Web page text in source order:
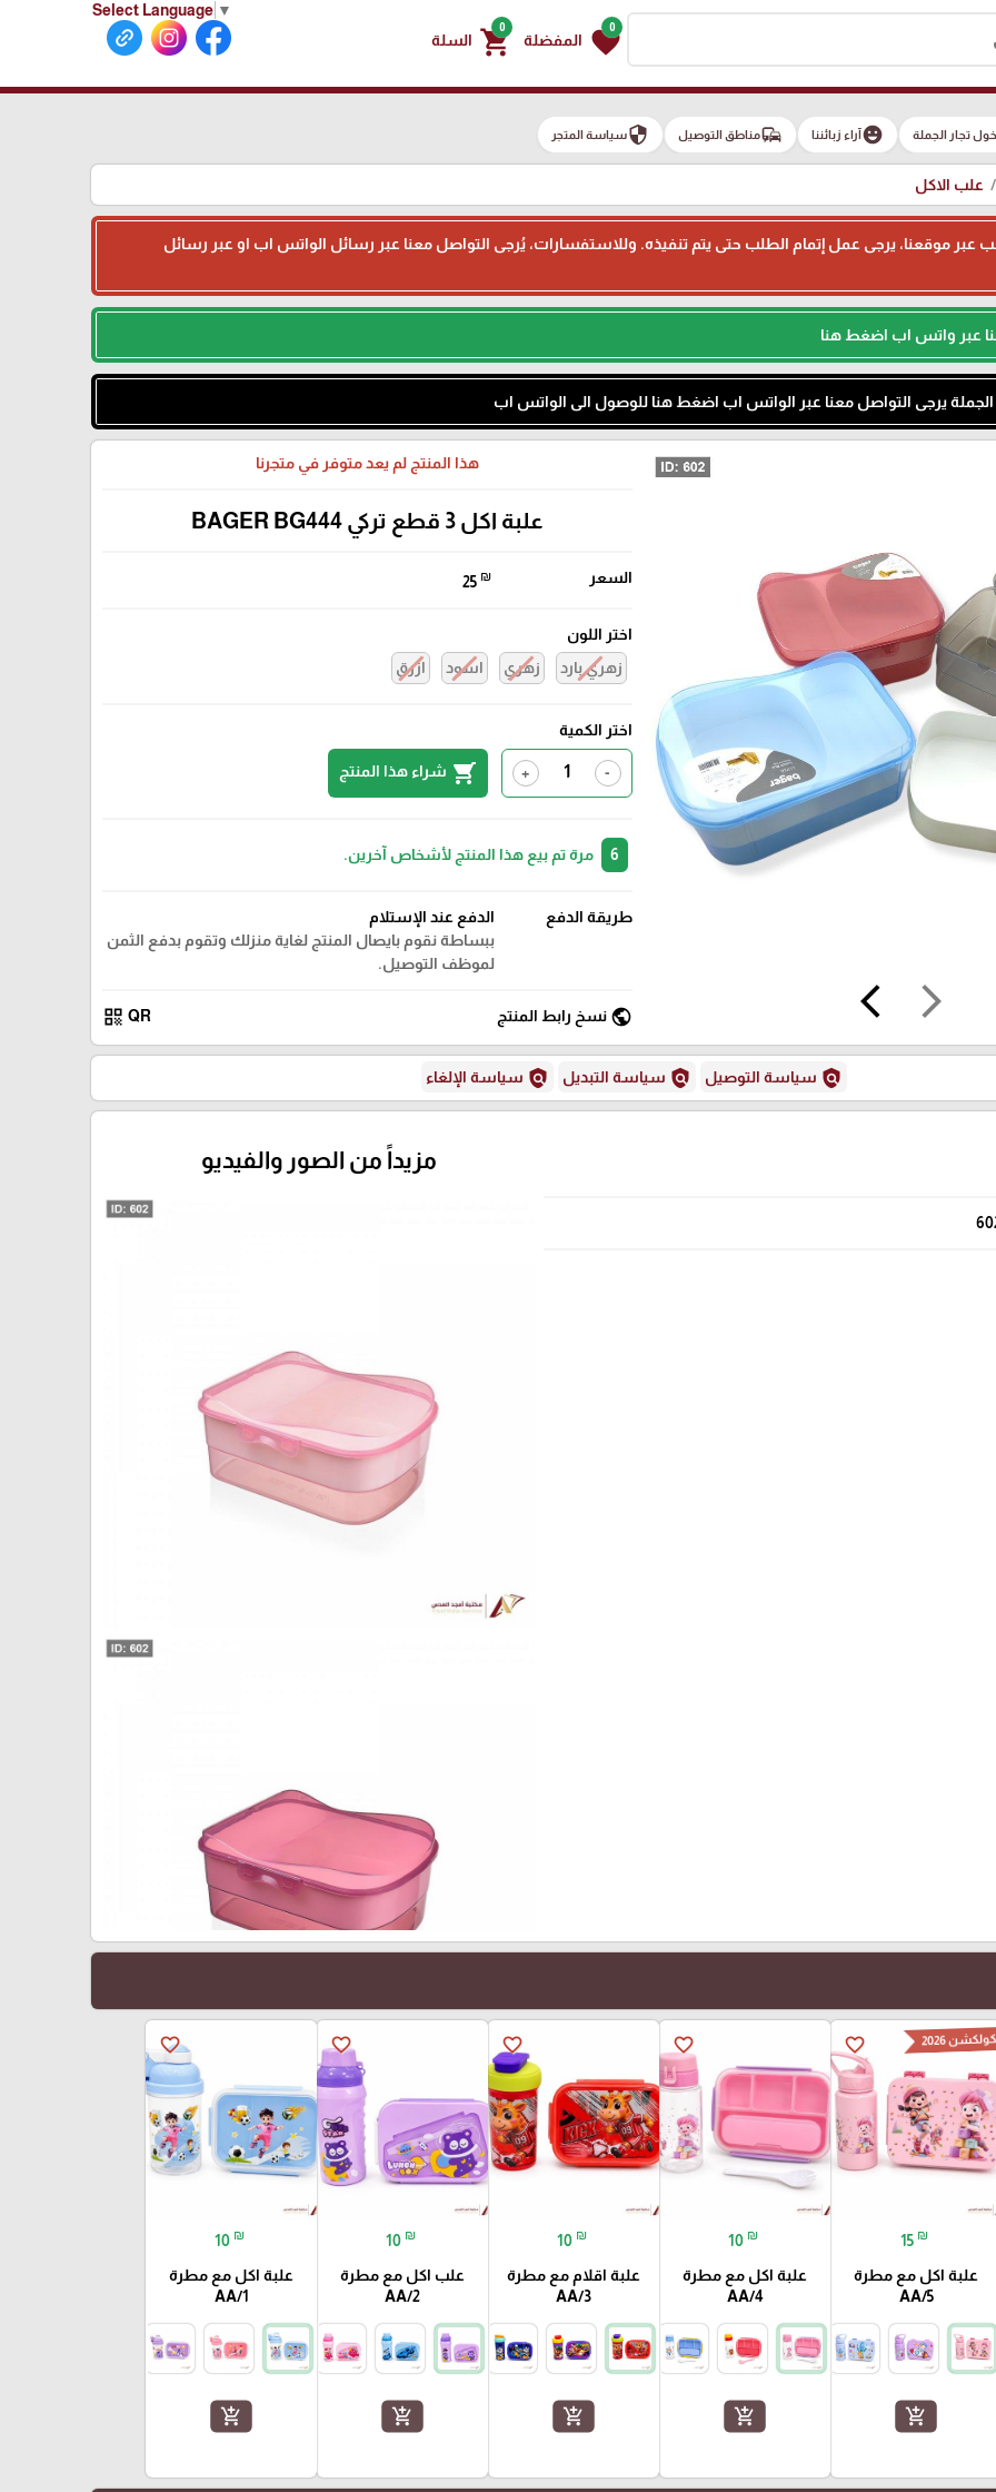
Select Language ▼
0
favorite المفضلة
0
shopping_cart السلة
تجار الجملة emoji_emotionsآراء زبائننا commuteمناطق التوصيل securityسياسة المتجر
علب الاكل
طلب عبر موقعنا، يرجى عمل إتمام الطلب حتى يتم تنفيذه. وللاستفسارات، يُرجى التواصل معنا عبر رسائل الواتس اب او عبر رسائل
عبر واتس اب اضغط هنا
الجملة يرجى التواصل معنا عبر الواتس اب اضغط هنا للوصول الى الواتس اب
arrow_forward_ios
arrow_back_ios
هذا المنتج لم يعد متوفر في متجرنا
علبة اكل 3 قطع تركي BAGER BG444
السعر 25 ₪
اختر اللون
زهري بارد
زهري اسود ازرق
اختر الكمية
-
+
shopping_cart شراء هذا المنتج
مرة تم بيع هذا المنتج لأشخاص آخرين.
طريقة الدفع
الدفع عند الإستلام
ببساطة نقوم بايصال المنتج لغاية منزلك وتقوم بدفع الثمن
لموظف التوصيل.
public نسخ رابط المنتج QR
qr_code
policy سياسة التوصيل policy سياسة التبديل policy سياسة الإلغاء
مزيداً من الصور والفيديو
favorite_border كولكشن 2026
15 ₪
علبة اكل مع مطرة
AA/5
add_shopping_cart
favorite_border
10 ₪
علبة اكل مع مطرة
AA/4
add_shopping_cart
favorite_border
10 ₪
علبة اقلام مع مطرة
AA/3
add_shopping_cart
favorite_border
10 ₪
علب اكل مع مطرة
AA/2
add_shopping_cart
favorite_border
10 ₪
علبة اكل مع مطرة
AA/1
add_shopping_cart